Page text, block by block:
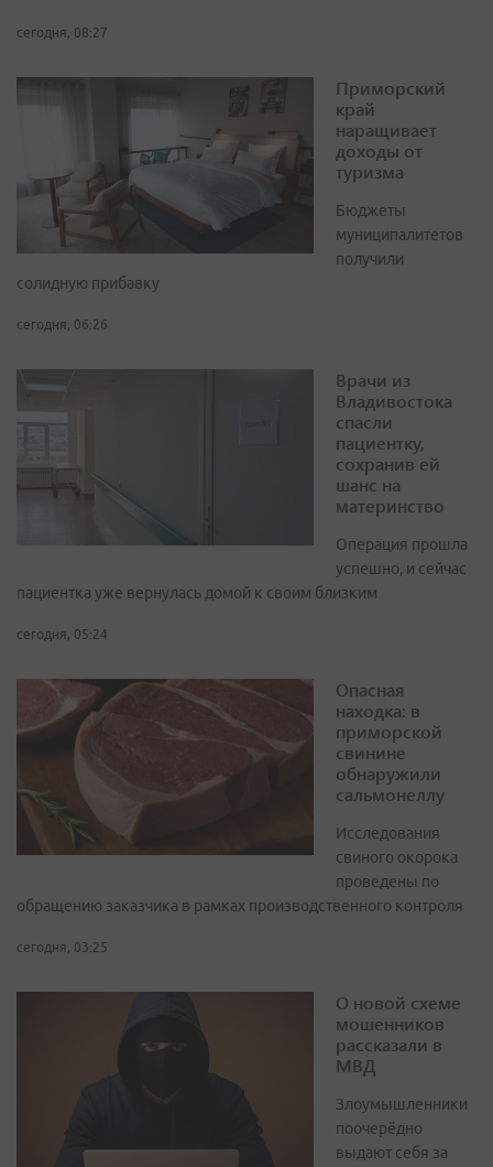
сегодня, 08:27
Приморский
край
наращивает
доходы от
туризма
Бюджеты
муниципалитетов
получили
солидную прибавку
сегодня, 06:26
Врачи из
Владивостока
спасли
пациентку,
сохранив ей
шанс на
материнство
Операция прошла
успешно, и сейчас
пациентка уже вернулась домой к своим близким
сегодня, 05:24
Опасная
находка: в
приморской
свинине
обнаружили
сальмонеллу
Исследования
свиного окорока
проведены по
обращению заказчика в рамках производственного контроля
сегодня, 03:25
О новой схеме
мошенников
рассказали в
МВД
Злоумышленники
поочерёдно
выдают себя за